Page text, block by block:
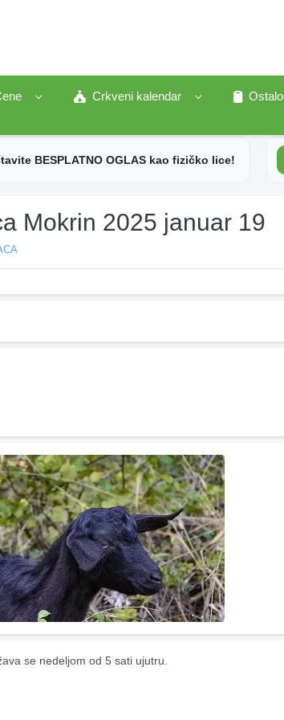
Crkveni kalendar
Ostalo
BESPLATNO OGLAS kao fizičko lice!
Mokrin 2025 januar 19
se nedeljom od 5 sati ujutru.